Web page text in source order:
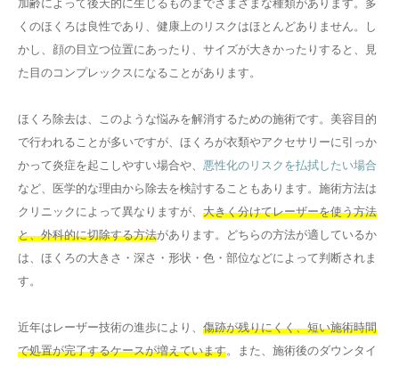
加齢によって後天的に生じるものまでさまざまな種類があります。多
くのほくろは良性であり、健康上のリスクはほとんどありません。し
かし、顔の目立つ位置にあったり、サイズが大きかったりすると、見
た目のコンプレックスになることがあります。
ほくろ除去は、このような悩みを解消するための施術です。美容目的
で行われることが多いですが、ほくろが衣類やアクセサリーに引っか
かって炎症を起こしやすい場合や、 悪性化のリスクを払拭したい場合
など、医学的な理由から除去を検討することもあります。施術方法は
クリニックによって異なりますが、 大きく分けてレーザーを使う方法
と、外科的に切除する方法があります。どちらの方法が適しているか
は、ほくろの大きさ・深さ・形状・色・部位などによって判断されま
す。
近年はレーザー技術の進歩により、 傷跡が残りにくく、短い施術時間
で処置が完了するケースが増えています。また、施術後のダウンタイ